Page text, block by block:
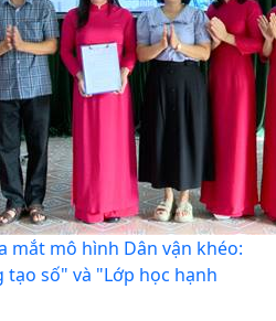
mắt mô hình Dân vận khéo:
tạo số" và "Lớp học hạnh